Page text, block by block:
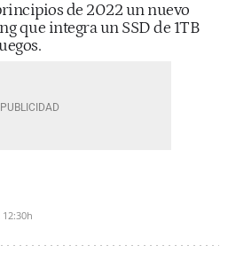
de 2022 un nuevo
que integra un SSD de 1TB
12:30h